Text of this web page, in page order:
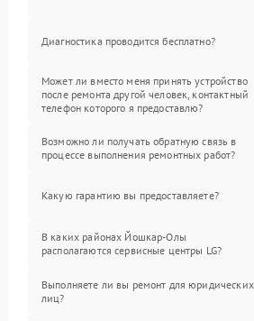
Диагностика проводится бесплатно?
Может ли вместо меня принять устройство
после ремонта другой человек, контактный
телефон которого я предоставлю?
Возможно ли получать обратную связь в
процессе выполнения ремонтных работ?
Какую гарантию вы предоставляете?
В каких районах Йошкар-Олы
располагаются сервисные центры LG?
Выполняете ли вы ремонт для юридических
лиц?